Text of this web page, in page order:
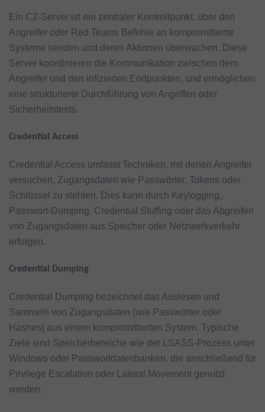
Ein C2-Server ist ein zentraler Kontrollpunkt, über den
Angreifer oder Red Teams Befehle an kompromittierte
Systeme senden und deren Aktionen überwachen. Diese
Server koordinieren die Kommunikation zwischen dem
Angreifer und den infizierten Endpunkten, und ermöglichen
eine strukturierte Durchführung von Angriffen oder
Sicherheitstests.
Credential Access
Credential Access umfasst Techniken, mit denen Angreifer
versuchen, Zugangsdaten wie Passwörter, Tokens oder
Schlüssel zu stehlen. Dies kann durch Keylogging,
Passwort-Dumping, Credential Stuffing oder das Abgreifen
von Zugangsdaten aus Speicher oder Netzwerkverkehr
erfolgen.
Credential Dumping
Credential Dumping bezeichnet das Auslesen und
Sammeln von Zugangsdaten (wie Passwörter oder
Hashes) aus einem kompromittierten System. Typische
Ziele sind Speicherbereiche wie der LSASS-Prozess unter
Windows oder Passwortdatenbanken, die anschließend für
Privilege Escalation oder Lateral Movement genutzt
werden.